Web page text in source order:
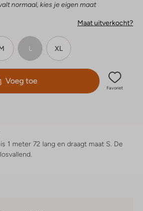
normaal, kies je eigen maat
Maat uitverkocht?
L XL
Voeg toe
Favoriet
1 meter 72 lang en draagt maat S. De
losvallend